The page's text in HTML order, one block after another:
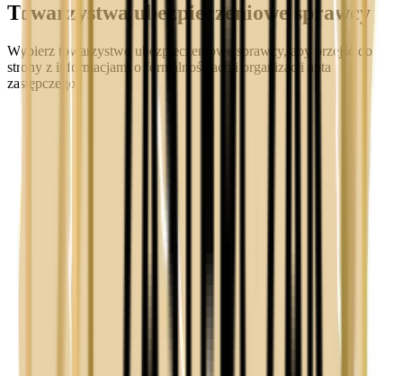
Towarzystwa ubezpieczeniowe sprawcy
Wybierz towarzystwo ubezpieczeniowe sprawcy, aby przejść do
strony z informacjami o formalnościach i organizacji auta
zastępczego.